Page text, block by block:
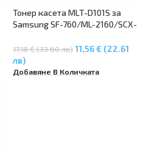
Тонер касета MLT-D101S за
Samsung SF-760/ML-2160/SCX-
17,18 € (33.60 лв)11,56 € (22.61
лв)
Добавяне В Количката